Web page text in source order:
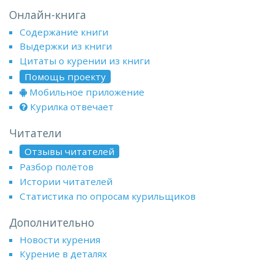
Онлайн-книга
Содержание книги
Выдержки из книги
Цитаты о курении из книги
Помощь проекту
Мобильное приложение
Курилка отвечает
Читатели
Отзывы читателей
Разбор полётов
Истории читателей
Статистика по опросам курильщиков
Дополнительно
Новости курения
Курение в деталях